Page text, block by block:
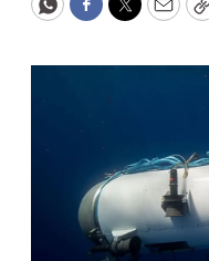
WhatsApp
Facebook
Twitter